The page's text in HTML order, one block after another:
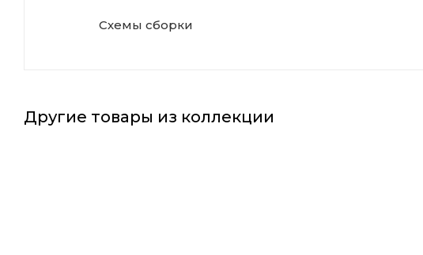
Схемы сборки
Другие товары из коллекции